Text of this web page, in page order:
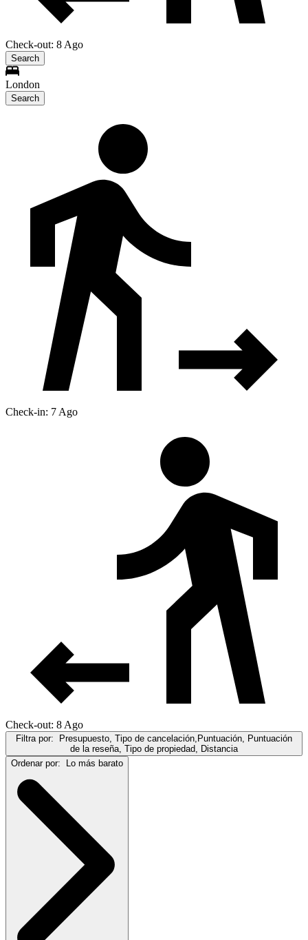
Check-out: 8 Ago
Search
London
Search
Check-in: 7 Ago
Check-out: 8 Ago
Filtra por:
Presupuesto, Tipo de cancelación,Puntuación, Puntuación
de la reseña, Tipo de propiedad, Distancia
Ordenar por:
Lo más barato